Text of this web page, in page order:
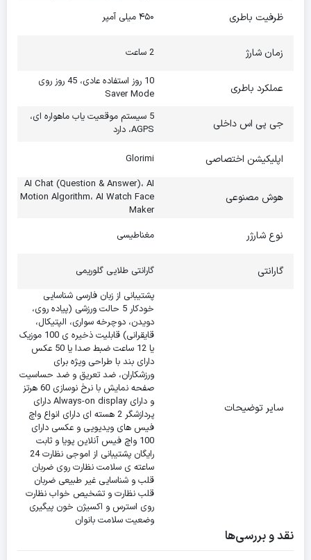
ظرفیت باطری ۴۵۰ میلی آمپر
زمان شارژ 2 ساعت
عملکرد باطری
10 روز استفاده عادی، 45 روز روی
Saver Mode
جی پی اس داخلی
5 سیستم موقعیت یاب ماهواره ای،
AGPS، دارد
اپلیکیشن اختصاصی Glorimi
هوش مصنوعی
AI Chat (Question & Answer)، AI
Motion Algorithm، AI Watch Face
Maker
نوع شارژر مغناطیسی
گارانتی گارانتی طلایی گلوریمی
سایر توضیحات
پشتیبانی از زبان فارسی شناسایی
خودکار 5 حالت ورزشی (پیاده روی،
دویدن، دوچرخه سواری، الپتیکال،
قایقرانی) قابلیت ذخیره ی 100 موزیک
یا 12 ساعت ضبط صدا یا 50 عکس
دارای بند با طراحی ویژه برای
ورزشکاران، ضد تعریق و ضد حساسیت
صفحه نمایش با نرخ نوسازی 60 هرتز
و دارای Always-on display دارای
پردازشگر 2 هسته ای دارای انواع واچ
فیس های ویدیویی و عکسی دارای
100 واچ فیس آنلاین پویا و ثابت
رایگان پشتیبانی از اموجی نظارت 24
ساعته ی سلامت نظارت روی ضربان
قلب و شناسایی غیر طبیعی ضربان
قلب نظارت و تشخیص خواب نظارت
روی استرس و اکسیژن خون پیگیری
وضعیت سلامت بانوان
نقد و بررسی‌ها